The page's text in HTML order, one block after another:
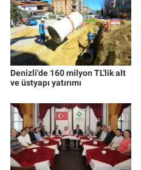
Denizli'de 160 milyon TL'lik alt
ve üstyapı yatırımı